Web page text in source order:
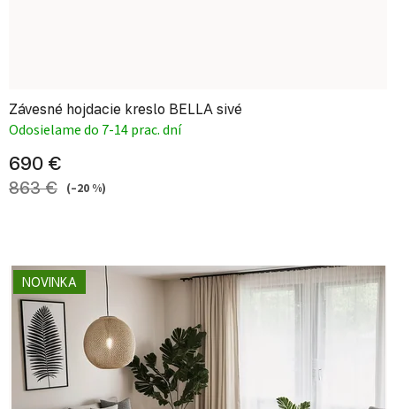
Závesné hojdacie kreslo BELLA sivé
Odosielame do 7-14 prac. dní
690 €
863 € (–20 %)
NOVINKA